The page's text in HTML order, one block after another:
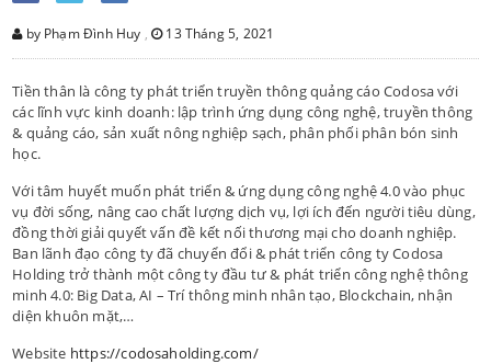
by Phạm Đình Huy , 13 Tháng 5, 2021
Tiền thân là công ty phát triển truyền thông quảng cáo Codosa với
các lĩnh vực kinh doanh: lập trình ứng dụng công nghệ, truyền thông
& quảng cáo, sản xuất nông nghiệp sạch, phân phối phân bón sinh
học.
Với tâm huyết muốn phát triển & ứng dụng công nghệ 4.0 vào phục
vụ đời sống, nâng cao chất lượng dịch vụ, lợi ích đến người tiêu dùng,
đồng thời giải quyết vấn đề kết nối thương mại cho doanh nghiệp.
Ban lãnh đạo công ty đã chuyển đổi & phát triển công ty Codosa
Holding trở thành một công ty đầu tư & phát triển công nghệ thông
minh 4.0: Big Data, AI – Trí thông minh nhân tạo, Blockchain, nhận
diện khuôn mặt,…
Website https://codosaholding.com/